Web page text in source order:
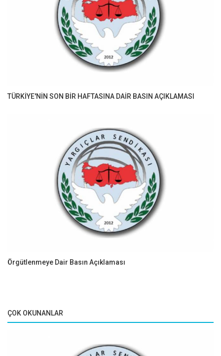
TÜRKİYE'NİN SON BİR HAFTASINA DAİR BASIN AÇIKLAMASI
Örgütlenmeye Dair Basın Açıklaması
ÇOK OKUNANLAR